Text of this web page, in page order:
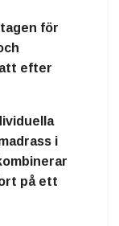
för
efter
i
på ett